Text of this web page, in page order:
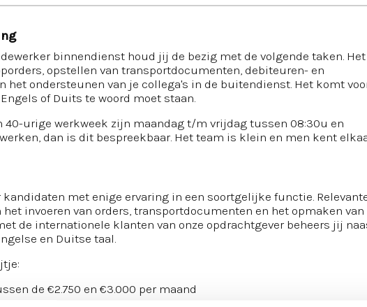
binnendienst houd jij de bezig met de volgende taken. Het
opstellen van transportdocumenten, debiteuren- en
het ondersteunen van je collega's in de buitendienst. Het komt
of Duits te woord moet staan.
40-urige werkweek zijn maandag t/m vrijdag tussen 08:30u en
dan is dit bespreekbaar. Het team is klein en men kent
kandidaten met enige ervaring in een soortgelijke functie.
invoeren van orders, transportdocumenten en het opmaken van
de internationele klanten van onze opdrachtgever beheers jij
en Duitse taal.
de €2.750 en €3.000 per maand